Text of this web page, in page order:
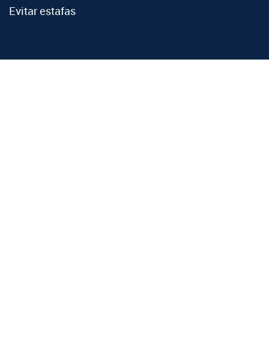
Evitar estafas